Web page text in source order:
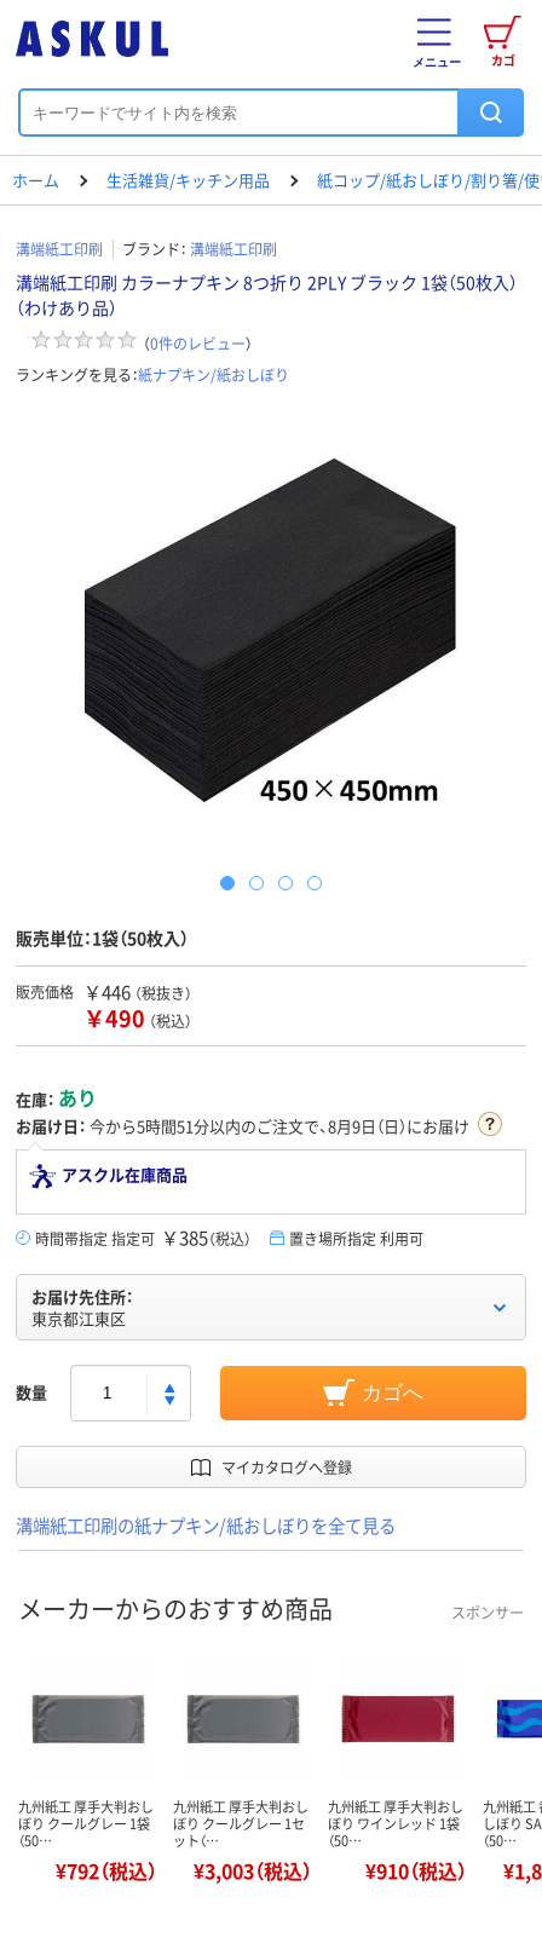
カゴ
メニュー
ホーム 生活雑貨/キッチン用品 紙コップ/紙おしぼり/割り箸/
溝端紙工印刷 ブランド： 溝端紙工印刷
溝端紙工印刷 カラーナプキン 8つ折り 2PLY ブラック 1袋（50枚入）
（わけあり品）
（0件のレビュー）
ランキングを見る：紙ナプキン/紙おしぼり
販売単位：1袋（50枚入）
販売価格 ￥446 （税抜き）
￥490 （税込）
在庫： あり
お届け日： 今から5時間51分以内のご注文で、8月9日（日）にお届け
アスクル在庫商品
時間帯指定 指定可 ￥385（税込） 置き場所指定 利用可
お届け先住所：
東京都江東区
数量 カゴへ
マイカタログへ登録
溝端紙工印刷の紙ナプキン/紙おしぼりを全て見る
メーカーからのおすすめ商品 スポンサー
九州紙工 厚手大判おし
ぼり クールグレー 1袋
（50…
¥792（税込）
九州紙工 厚手大判おし
ぼり クールグレー 1セ
ット（…
¥3,003（税込）
九州紙工 厚手大判おし
ぼり ワインレッド 1袋
（50…
¥910（税込）
九州紙工
しぼり
（50…